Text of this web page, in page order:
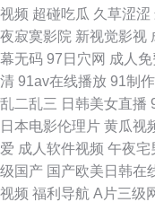
视频导航 菠萝αⅴ 韩国av高
区姦 草草影院最新地址 韩
操 久久精品青青草 在线
18禁黄站
视频 超碰吃瓜 久草涩涩
夜寂寞影院 新视觉影视
幕无码 97日穴网 成人
清 91av在线播放 91制
乱二乱三 日韩美女直播
日本电影伦理片 黄瓜视
爱 成人软件视频 午夜宅
级国产 国产欧美日韩在
视频 福利导航 A片三级